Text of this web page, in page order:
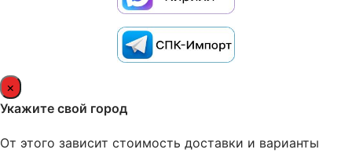
×
Укажите свой город
От этого зависит стоимость доставки и варианты